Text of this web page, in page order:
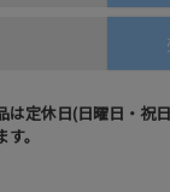
は定休日(日曜日・祝
。